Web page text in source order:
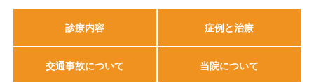
診療内容 症例と治療
交通事故について 当院について